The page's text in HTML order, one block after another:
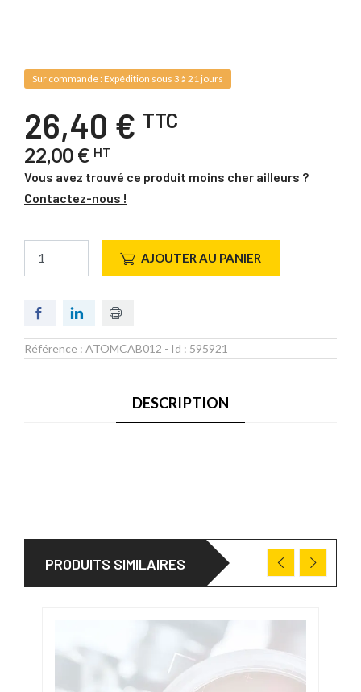
Sur commande : Expédition sous 3 à 21 jours
26,40 € TTC
22,00 € HT
Vous avez trouvé ce produit moins cher ailleurs ?
Contactez-nous !
AJOUTER AU PANIER
Référence : ATOMCAB012 - Id : 595921
DESCRIPTION
PRODUITS SIMILAIRES